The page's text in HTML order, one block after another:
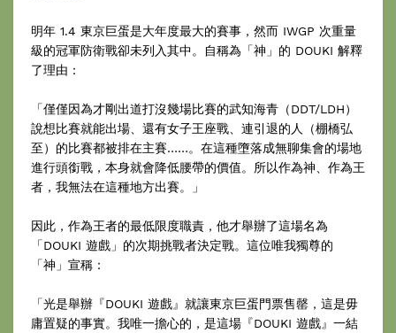
明年 1.4 東京巨蛋是大年度最大的賽事，然而 IWGP 次重量
級的冠軍防衛戰卻未列入其中。自稱為「神」的 DOUKI 解釋
了理由：
「僅僅因為才剛出道打沒幾場比賽的武知海青（DDT/LDH）
說想比賽就能出場、還有女子王座戰、連引退的人（棚橋弘
至）的比賽都被排在主賽……。在這種墮落成無聊集會的場地
進行頭銜戰，本身就會降低腰帶的價值。所以作為神、作為王
者，我無法在這種地方出賽。」
因此，作為王者的最低限度職責，他才舉辦了這場名為
「DOUKI 遊戲」的次期挑戰者決定戰。這位唯我獨尊的
「神」宣稱：
「光是舉辦『DOUKI 遊戲』就讓東京巨蛋門票售罄，這是毋
庸置疑的事實。我唯一擔心的，是這場『DOUKI 遊戲』一結